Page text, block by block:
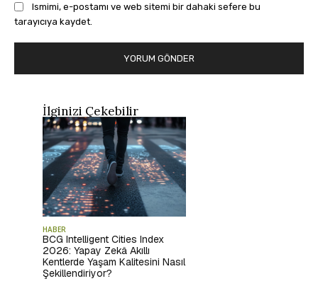
Ismimi, e-postamı ve web sitemi bir dahaki sefere bu
tarayıcıya kaydet.
İlginizi Çekebilir
HABER
BCG Intelligent Cities Index
2026: Yapay Zekâ Akıllı
Kentlerde Yaşam Kalitesini Nasıl
Şekillendiriyor?